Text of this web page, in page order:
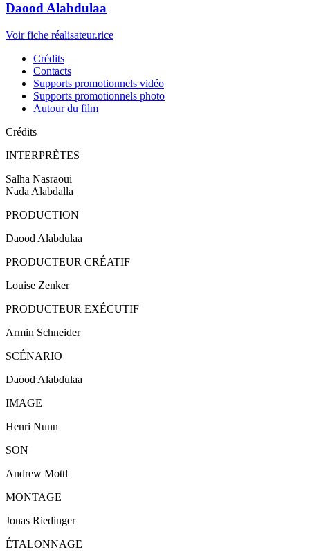
Daood Alabdulaa
Voir fiche réalisateur.rice
Crédits
Contacts
Supports promotionnels vidéo
Supports promotionnels photo
Autour du film
Crédits
INTERPRÈTES
Salha Nasraoui
Nada Alabdalla
PRODUCTION
Daood Alabdulaa
PRODUCTEUR CRÉATIF
Louise Zenker
PRODUCTEUR EXÉCUTIF
Armin Schneider
SCÉNARIO
Daood Alabdulaa
IMAGE
Henri Nunn
SON
Andrew Mottl
MONTAGE
Jonas Riedinger
ÉTALONNAGE